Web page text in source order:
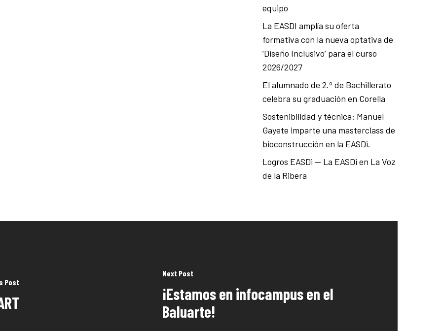
equipo
La EASDI amplía su oferta
formativa con la nueva optativa de
‘Diseño Inclusivo’ para el curso
2026/2027
El alumnado de 2.º de Bachillerato
celebra su graduación en Corella
Sostenibilidad y técnica: Manuel
Gayete imparte una masterclass de
bioconstrucción en la EASDi.
Logros EASDi — La EASDi en La Voz
de la Ribera
Post
Next Post
¡Estamos en infocampus en el
Baluarte!